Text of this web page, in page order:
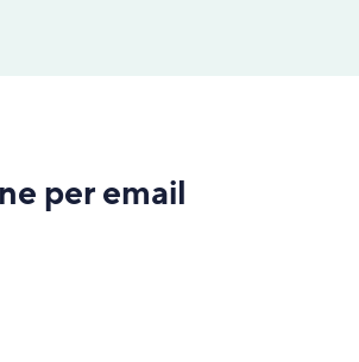
per email